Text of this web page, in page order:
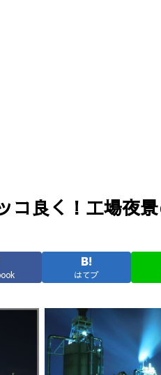
コ良く！工場夜
はてブ